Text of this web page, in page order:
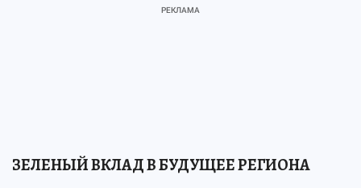
ЗЕЛЕНЫЙ ВКЛАД В БУДУЩЕЕ РЕГИОНА